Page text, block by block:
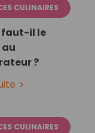
CULINAIRES
faut-il le
?
CULINAIRES